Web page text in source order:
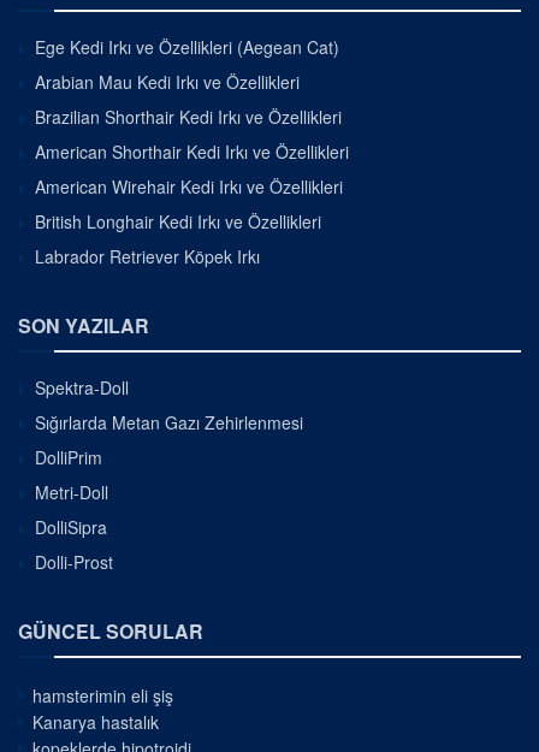
Ege Kedi Irkı ve Özellikleri (Aegean Cat)
Arabian Mau Kedi Irkı ve Özellikleri
Brazilian Shorthair Kedi Irkı ve Özellikleri
American Shorthair Kedi Irkı ve Özellikleri
American Wirehair Kedi Irkı ve Özellikleri
British Longhair Kedi Irkı ve Özellikleri
Labrador Retriever Köpek Irkı
SON YAZILAR
Spektra-Doll
Sığırlarda Metan Gazı Zehirlenmesi
DolliPrim
Metri-Doll
DolliSipra
Dolli-Prost
GÜNCEL SORULAR
hamsterimin eli şiş
Kanarya hastalık